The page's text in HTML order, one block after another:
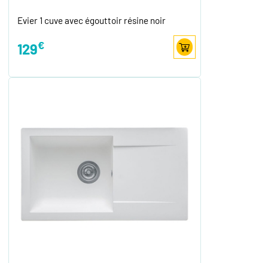
Evier 1 cuve avec égouttoir résine noir
129€